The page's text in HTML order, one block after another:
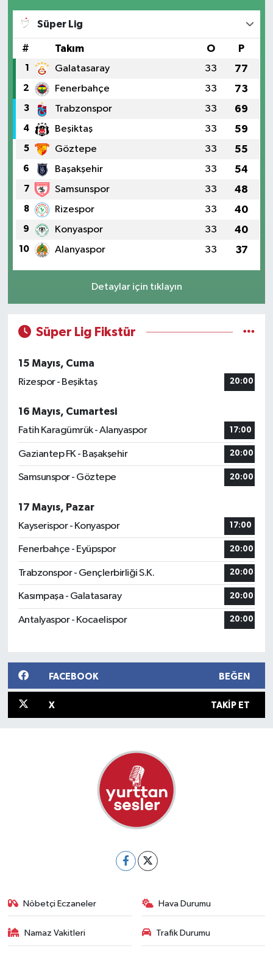
Süper Lig
# Takım O P
1 Galatasaray 33 77
2 Fenerbahçe 33 73
3 Trabzonspor 33 69
4 Beşiktaş 33 59
5 Göztepe 33 55
6 Başakşehir 33 54
7 Samsunspor 33 48
8 Rizespor 33 40
9 Konyaspor 33 40
10 Alanyaspor 33 37
Detaylar için tıklayın
Süper Lig Fikstür
15 Mayıs, Cuma
Rizespor - Beşiktaş
20:00
16 Mayıs, Cumartesi
Fatih Karagümrük - Alanyaspor
17:00
Gaziantep FK - Başakşehir 20:00
Samsunspor - Göztepe 20:00
17 Mayıs, Pazar
Kayserispor - Konyaspor
17:00
Fenerbahçe - Eyüpspor 20:00
Trabzonspor - Gençlerbirliği S.K. 20:00
Kasımpaşa - Galatasaray 20:00
Antalyaspor - Kocaelispor 20:00
FACEBOOK BEĞEN
X TAKIP ET
Nöbetçi Eczaneler Hava Durumu
Namaz Vakitleri Trafik Durumu